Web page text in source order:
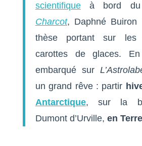
scientifiqueà bord
Charcot, Daphné Buiron
thèse portant sur les
carottes de glaces.
embarqué sur
un grand rêve : partir
Antarctique, sur la
Dumont d’Urville, en Terre